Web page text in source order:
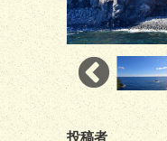
投稿者